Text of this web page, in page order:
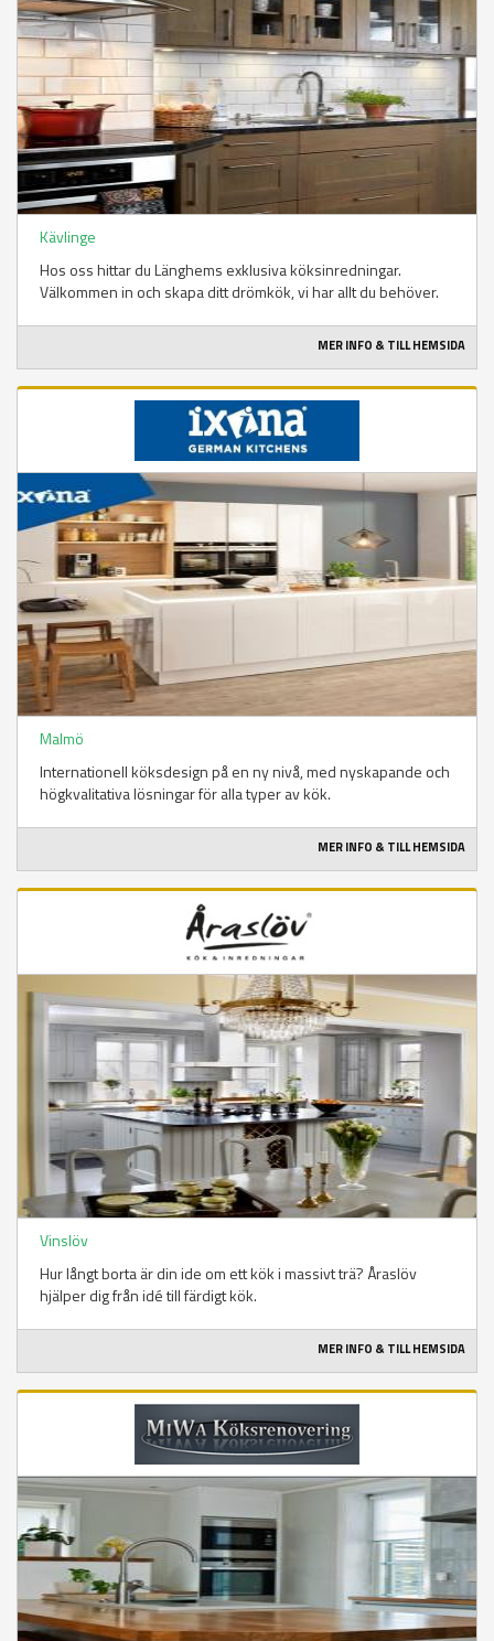
Kävlinge
Hos oss hittar du Länghems exklusiva köksinredningar.
Välkommen in och skapa ditt drömkök, vi har allt du behöver.
MER INFO & TILL HEMSIDA
Malmö
Internationell köksdesign på en ny nivå, med nyskapande och
högkvalitativa lösningar för alla typer av kök.
MER INFO & TILL HEMSIDA
Vinslöv
Hur långt borta är din ide om ett kök i massivt trä? Åraslöv
hjälper dig från idé till färdigt kök.
MER INFO & TILL HEMSIDA